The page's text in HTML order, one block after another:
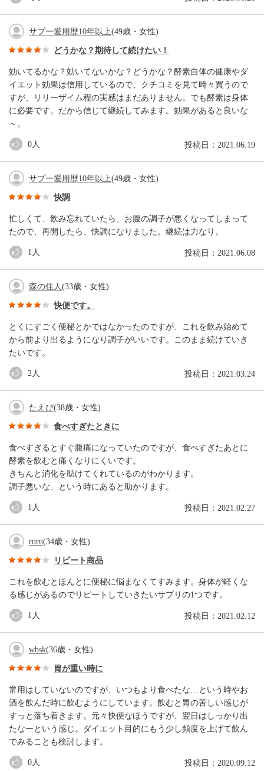
サプー愛用歴10年以上(49歳・女性)
どうかな？期待して続けたい！
効いてるかな？効いてないかな？どうかな？酵素自体の健康やダ
イエット効果は信用しているので、クチコミを見て時々買うので
すが、リリーザイム程の実感はまだありません。でも酵素は身体
に必要です。だから信じて継続してみます。効果があると良いな
～。
投稿日：2021.06.19
0人
サプー愛用歴10年以上(49歳・女性)
快調
忙しくて、飲み忘れていたら、お腹の調子が悪くなってしまって
たので、再開したら、快調になりました。継続は力なり。
投稿日：2021.06.08
1 人
森の住人(33歳・女性)
快便です。
とくにすごく便秘とかではなかったのですが、これを飲み始めて
から前より出るようになり調子がいいです。このまま続けていき
たいです。
投稿日：2021.03.24
2人
たえび(38歳・女性)
食べすぎたときに
食べすぎるとすぐ腹痛になっていたのですが、食べすぎたあとに
酵素を飲むと痛くなりにくいです。
きちんと消化を助けてくれているのがわかります。
調子悪いな、という時にあると助かります。
投稿日：2021.02.27
1 人
ruru(34歳・女性)
リピート商品
これを飲むとほんとに便秘に悩まなくてすみます。身体が軽くな
る感じがあるのでリピートしていきたいサプリの1つです。
投稿日：2021.02.12
1 人
wbsk(36歳・女性)
胃が重い時に
常用はしていないのですが、いつもより食べたな…という時やお
酒を飲んだ時に飲むようにしています。飲むと胃の苦しい感じが
すっと落ち着きます。元々快便なほうですが、翌日はしっかり出
たなーという感じ。ダイエット目的にもう少し頻度を上げて飲ん
でみることも検討します。
投稿日：2020.09.12
0人